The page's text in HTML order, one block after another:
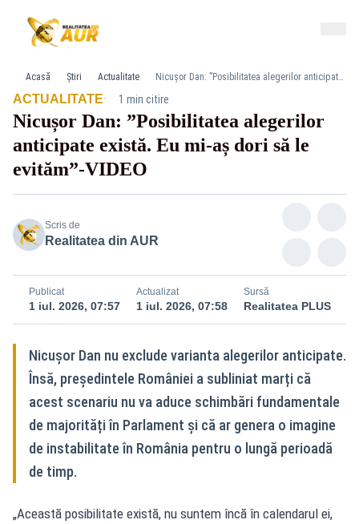
Acasă Știri Actualitate Nicușor Dan: ”Posibilitatea alegerilor anticipate există. Eu mi-aș dori să le evităm”-VIDEO
ACTUALITATE· 1 min citire
Nicușor Dan: ”Posibilitatea alegerilor
anticipate există. Eu mi-aș dori să le
evităm”-VIDEO
Scris de
Realitatea din AUR
Publicat
1 iul. 2026, 07:57
Actualizat
1 iul. 2026, 07:58
Sursă
Realitatea PLUS
Nicușor Dan nu exclude varianta alegerilor anticipate.
Însă, președintele României a subliniat marți că
acest scenariu nu va aduce schimbări fundamentale
de majorități în Parlament și că ar genera o imagine
de instabilitate în România pentru o lungă perioadă
de timp.
„Această posibilitate există, nu suntem încă în calendarul ei,